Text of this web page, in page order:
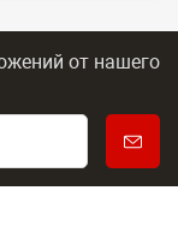
от нашего